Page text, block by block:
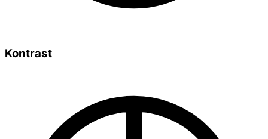
Kontrast